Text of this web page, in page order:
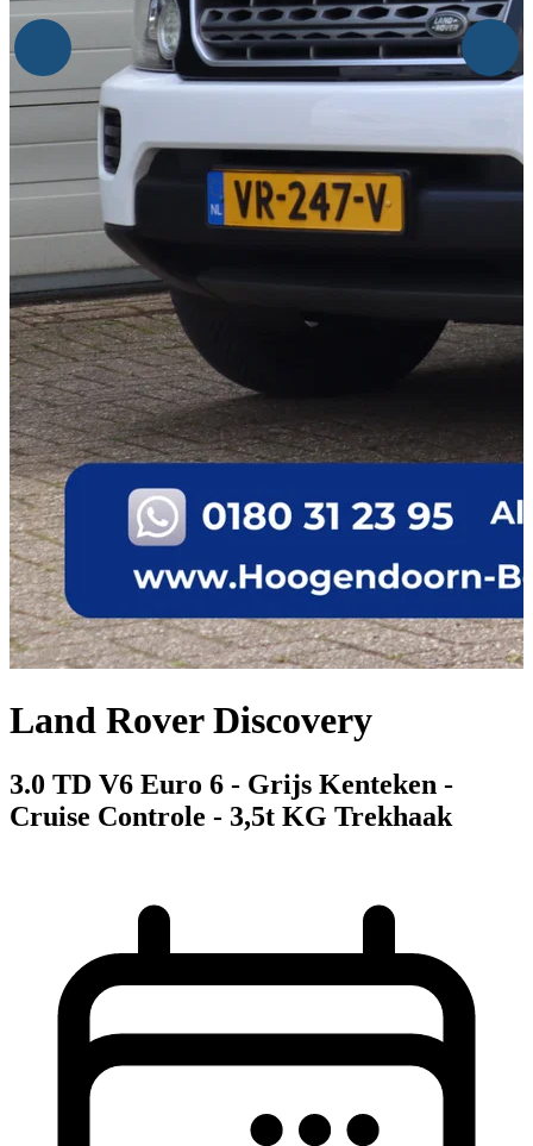
Land Rover Discovery
3.0 TD V6 Euro 6 - Grijs Kenteken -
Cruise Controle - 3,5t KG Trekhaak